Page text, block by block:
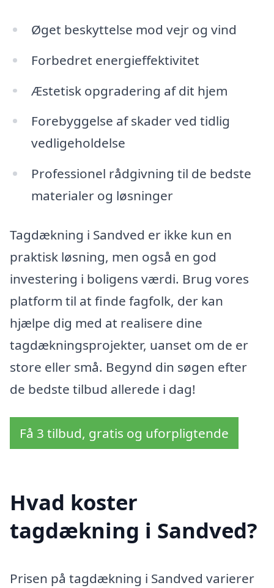
Øget beskyttelse mod vejr og vind
Forbedret energieffektivitet
Æstetisk opgradering af dit hjem
Forebyggelse af skader ved tidlig
vedligeholdelse
Professionel rådgivning til de bedste
materialer og løsninger
Tagdækning i Sandved er ikke kun en
praktisk løsning, men også en god
investering i boligens værdi. Brug vores
platform til at finde fagfolk, der kan
hjælpe dig med at realisere dine
tagdækningsprojekter, uanset om de er
store eller små. Begynd din søgen efter
de bedste tilbud allerede i dag!
Få 3 tilbud, gratis og uforpligtende
Hvad koster
tagdækning i Sandved?
Prisen på tagdækning i Sandved varierer